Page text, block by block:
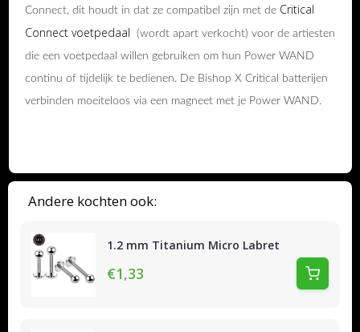
Andere kochten ook:
1.2 mm Titanium Micro Labret
€1,33
Connect, dit houdt in dat ze compatibel zijn met de Critical
Connect voetpedaal (wordt apart verkocht) voor de artiesten
die een voetpedaal willen gebruiken om hun Power WAND
continu of tijdelijk te bedienen. De Bishop X Critical batterijen
verbinden moeiteloos via een magneet met je Power WAND.